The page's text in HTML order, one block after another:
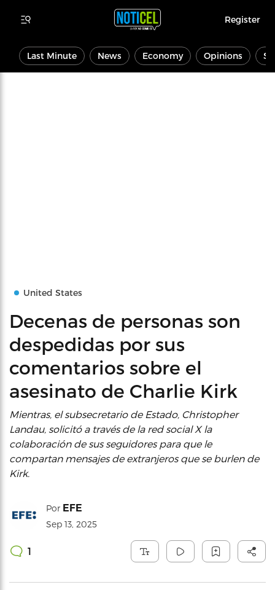
Register
Last Minute News Economy Opinions
United States
Decenas de personas son
despedidas por sus
comentarios sobre el
asesinato de Charlie Kirk
Mientras, el subsecretario de Estado, Christopher
Landau, solicitó a través de la red social X la
colaboración de sus seguidores para que le
compartan mensajes de extranjeros que se burlen de
Kirk.
Por EFE
Sep 13, 2025
1